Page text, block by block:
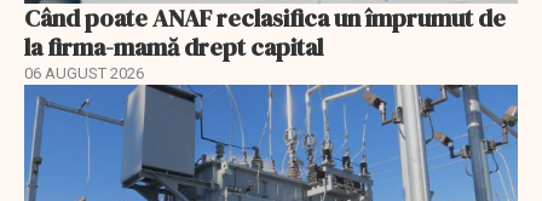
Când poate ANAF reclasifica un împrumut de
la firma-mamă drept capital
06 AUGUST 2026